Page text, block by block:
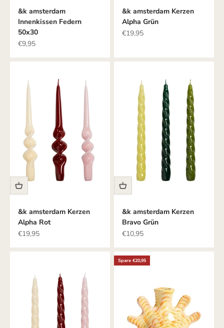
&k amsterdam
Innenkissen Federn
50x30
Angebot
€9,95
&k amsterdam Kerzen
Alpha Grün
Angebot
€19,95
&k amsterdam Kerzen
Alpha Rot
Angebot
€19,95
&k amsterdam Kerzen
Bravo Grün
Angebot
€10,95
Spare €20,95